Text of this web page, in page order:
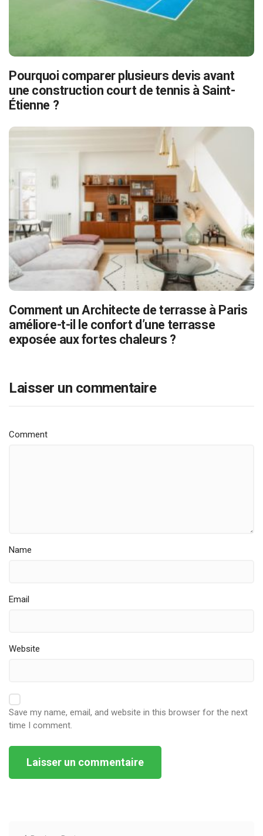
Pourquoi comparer plusieurs devis avant
une construction court de tennis à Saint-
Étienne ?
Comment un Architecte de terrasse à Paris
améliore-t-il le confort d’une terrasse
exposée aux fortes chaleurs ?
Laisser un commentaire
Comment
Name
Email
Website
Save my name, email, and website in this browser for the next
time I comment.